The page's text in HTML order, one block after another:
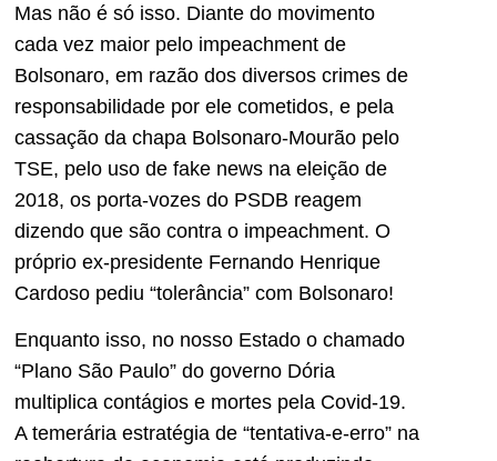
Mas não é só isso. Diante do movimento
cada vez maior pelo impeachment de
Bolsonaro, em razão dos diversos crimes de
responsabilidade por ele cometidos, e pela
cassação da chapa Bolsonaro-Mourão pelo
TSE, pelo uso de fake news na eleição de
2018, os porta-vozes do PSDB reagem
dizendo que são contra o impeachment. O
próprio ex-presidente Fernando Henrique
Cardoso pediu “tolerância” com Bolsonaro!
Enquanto isso, no nosso Estado o chamado
“Plano São Paulo” do governo Dória
multiplica contágios e mortes pela Covid-19.
A temerária estratégia de “tentativa-e-erro” na